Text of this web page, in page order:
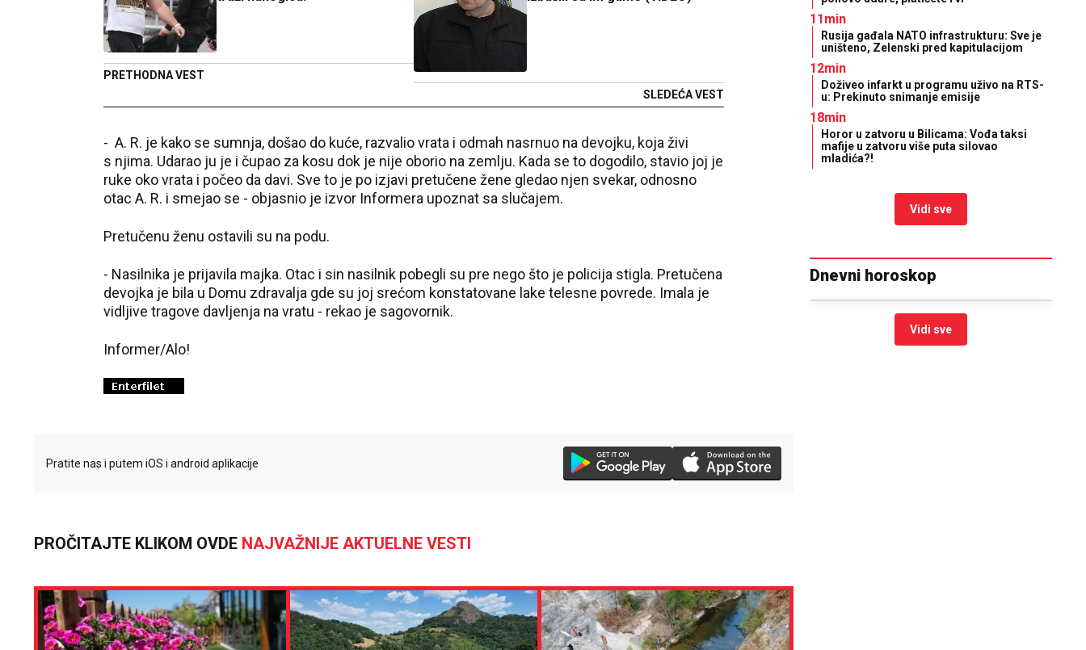
PRETHODNA VEST
SLEDEĆA VEST
- A. R. je kako se sumnja, došao do kuće, razvalio vrata i odmah nasrnuo na devojku, koja živi
s njima. Udarao ju je i čupao za kosu dok je nije oborio na zemlju. Kada se to dogodilo, stavio joj je
ruke oko vrata i počeo da davi. Sve to je po izjavi pretučene žene gledao njen svekar, odnosno
otac A. R. i smejao se - objasnio je izvor Informera upoznat sa slučajem.
Pretučenu ženu ostavili su na podu.
- Nasilnika je prijavila majka. Otac i sin nasilnik pobegli su pre nego što je policija stigla. Pretučena
devojka je bila u Domu zdravalja gde su joj srećom konstatovane lake telesne povrede. Imala je
vidljive tragove davljenja na vratu - rekao je sagovornik.
Informer/Alo!
Pratite nas i putem iOS i android aplikacije
PROČITAJTE KLIKOM OVDE NAJVAŽNIJE AKTUELNE VESTI
11min
Rusija gađala NATO infrastrukturu: Sve je
uništeno, Zelenski pred kapitulacijom
12min
Doživeo infarkt u programu uživo na RTS-
u: Prekinuto snimanje emisije
18min
Horor u zatvoru u Bilicama: Vođa taksi
mafije u zatvoru više puta silovao
mladića?!
Vidi sve
Dnevni horoskop
Vidi sve